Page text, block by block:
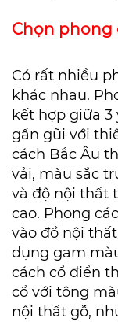
Chọn phong
Có rất nhiều
khác nhau.
kết hợp giữa
gần gũi với
cách Bắc Âu
vải, màu sắc
và độ nội thất
cao. Phong
vào đồ nội
dụng gam
cách cổ điển
cổ với tông
nội thất gỗ,